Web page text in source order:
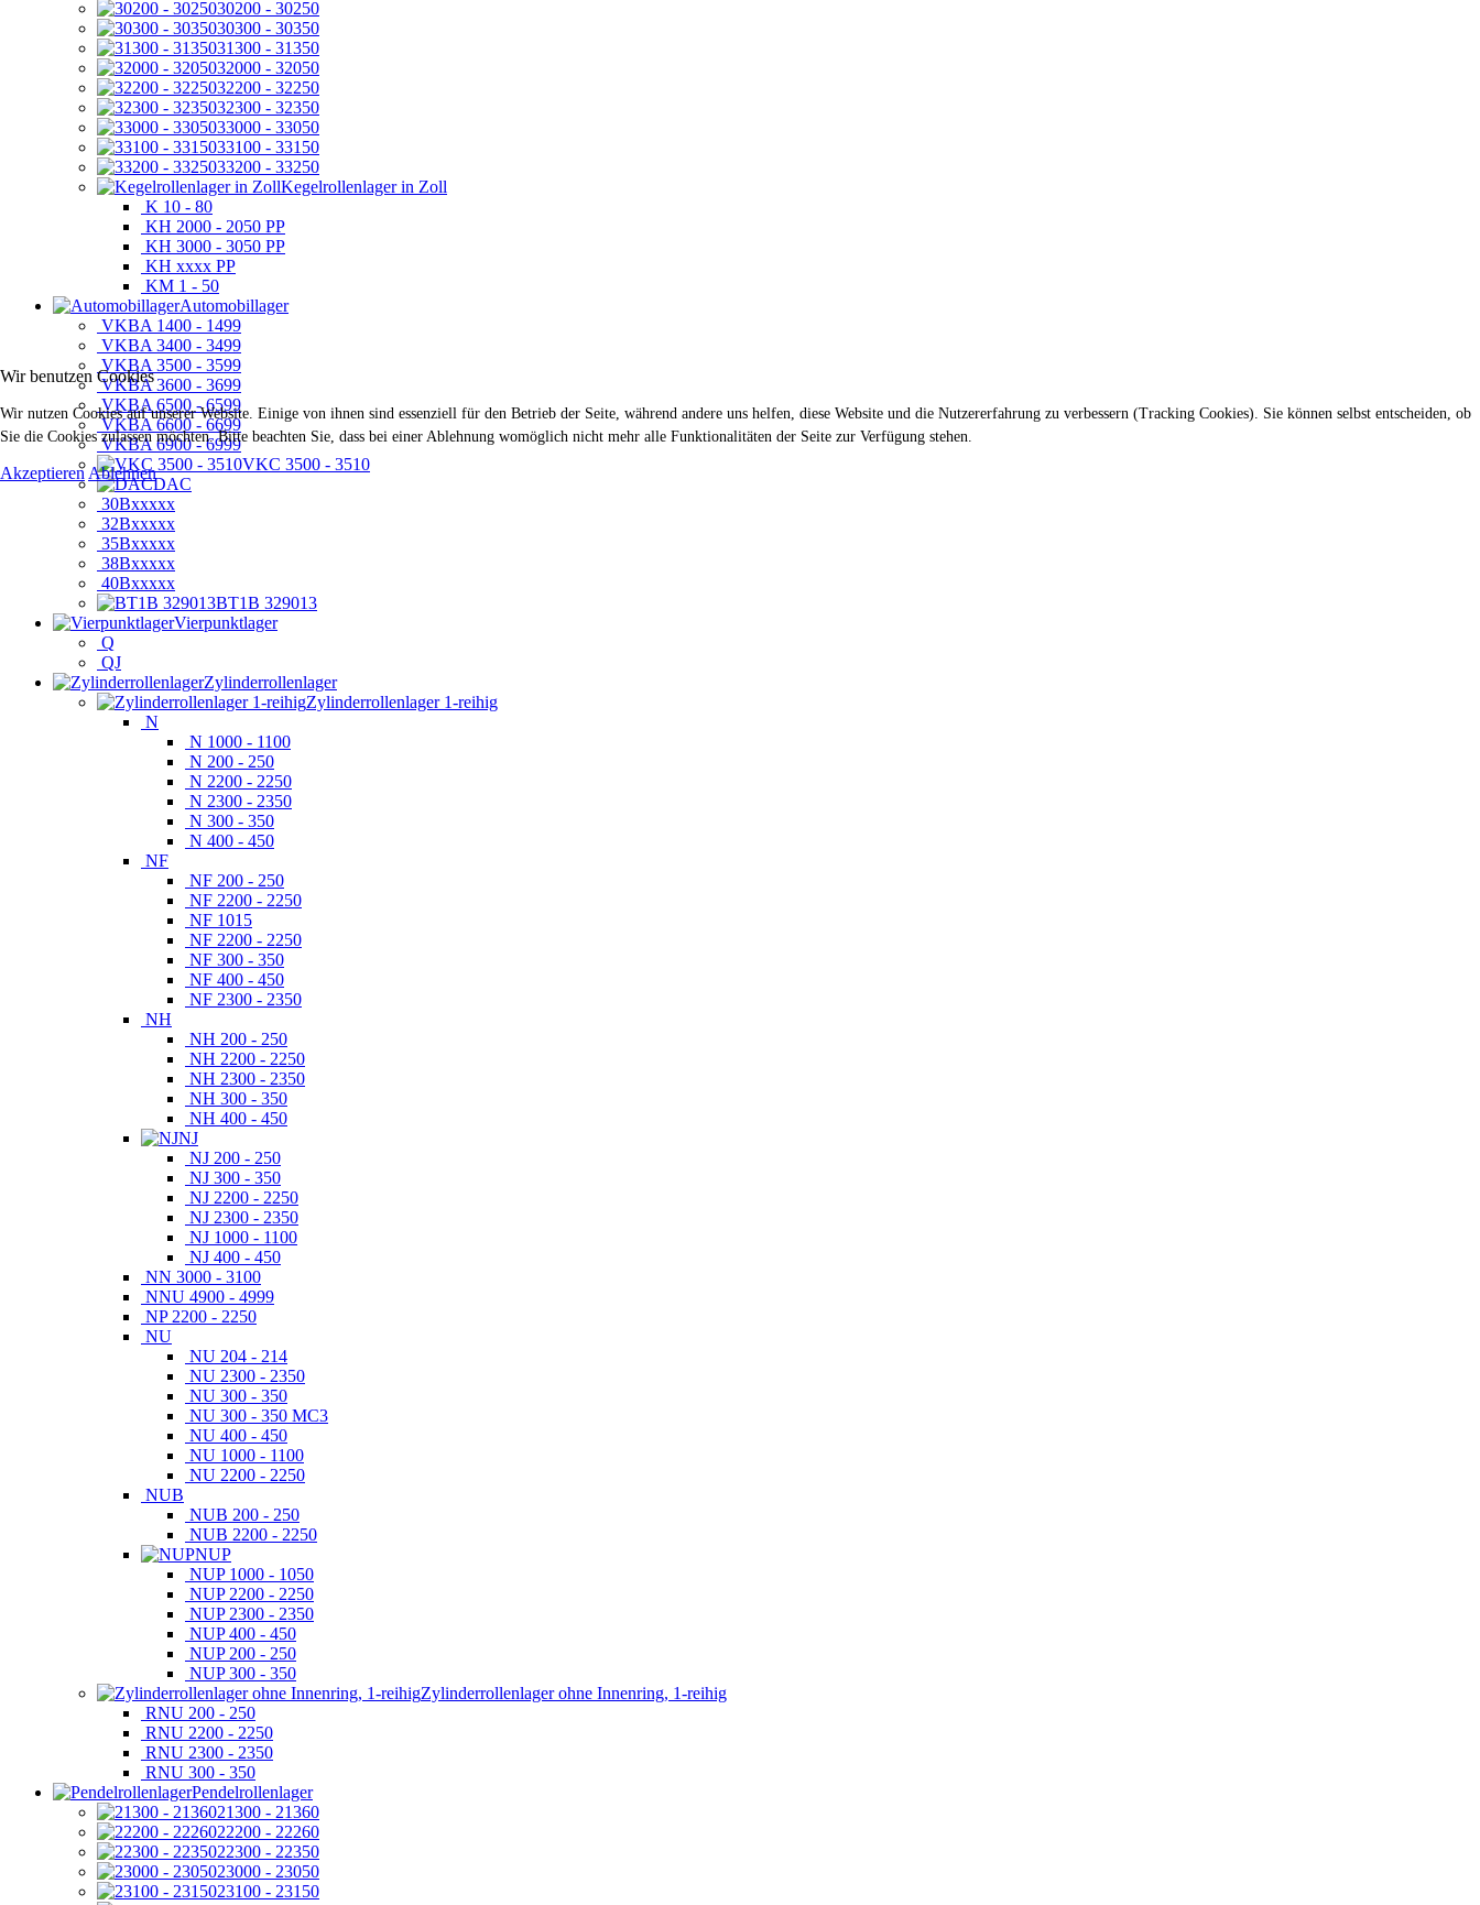
30200 - 30250
30300 - 30350
31300 - 31350
32000 - 32050
32200 - 32250
32300 - 32350
33000 - 33050
33100 - 33150
33200 - 33250
Kegelrollenlager in Zoll
K 10 - 80
KH 2000 - 2050 PP
KH 3000 - 3050 PP
KH xxxx PP
KM 1 - 50
Automobillager
VKBA 1400 - 1499
VKBA 3400 - 3499
VKBA 3500 - 3599
VKBA 3600 - 3699
VKBA 6500 - 6599
VKBA 6600 - 6699
VKBA 6900 - 6999
VKC 3500 - 3510
DAC
30Bxxxxx
32Bxxxxx
35Bxxxxx
38Bxxxxx
40Bxxxxx
BT1B 329013
Vierpunktlager
Q
QJ
Zylinderrollenlager
Zylinderrollenlager 1-reihig
N
N 1000 - 1100
N 200 - 250
N 2200 - 2250
N 2300 - 2350
N 300 - 350
N 400 - 450
NF
NF 200 - 250
NF 2200 - 2250
NF 1015
NF 2200 - 2250
NF 300 - 350
NF 400 - 450
NF 2300 - 2350
NH
NH 200 - 250
NH 2200 - 2250
NH 2300 - 2350
NH 300 - 350
NH 400 - 450
NJ
NJ 200 - 250
NJ 300 - 350
NJ 2200 - 2250
NJ 2300 - 2350
NJ 1000 - 1100
NJ 400 - 450
NN 3000 - 3100
NNU 4900 - 4999
NP 2200 - 2250
NU
NU 204 - 214
NU 2300 - 2350
NU 300 - 350
NU 300 - 350 MC3
NU 400 - 450
NU 1000 - 1100
NU 2200 - 2250
NUB
NUB 200 - 250
NUB 2200 - 2250
NUP
NUP 1000 - 1050
NUP 2200 - 2250
NUP 2300 - 2350
NUP 400 - 450
NUP 200 - 250
NUP 300 - 350
Zylinderrollenlager ohne Innenring, 1-reihig
RNU 200 - 250
RNU 2200 - 2250
RNU 2300 - 2350
RNU 300 - 350
Pendelrollenlager
21300 - 21360
22200 - 22260
22300 - 22350
23000 - 23050
23100 - 23150
Wir benutzen Cookies
Wir nutzen Cookies auf unserer Website. Einige von ihnen sind essenziell für den Betrieb der Seite, während andere uns helfen, diese Website und die Nutzererfahrung zu verbessern (Tracking Cookies). Sie können selbst entscheiden, ob
Sie die Cookies zulassen möchten. Bitte beachten Sie, dass bei einer Ablehnung womöglich nicht mehr alle Funktionalitäten der Seite zur Verfügung stehen.
Akzeptieren Ablehnen